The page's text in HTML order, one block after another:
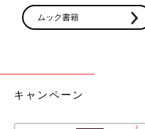
ムック書籍
キャンペーン